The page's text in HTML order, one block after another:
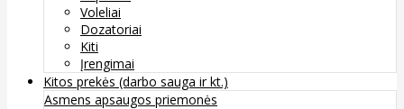
Voleliai
Dozatoriai
Kiti
Įrengimai
Kitos prekės (darbo sauga ir kt.)
Asmens apsaugos priemonės